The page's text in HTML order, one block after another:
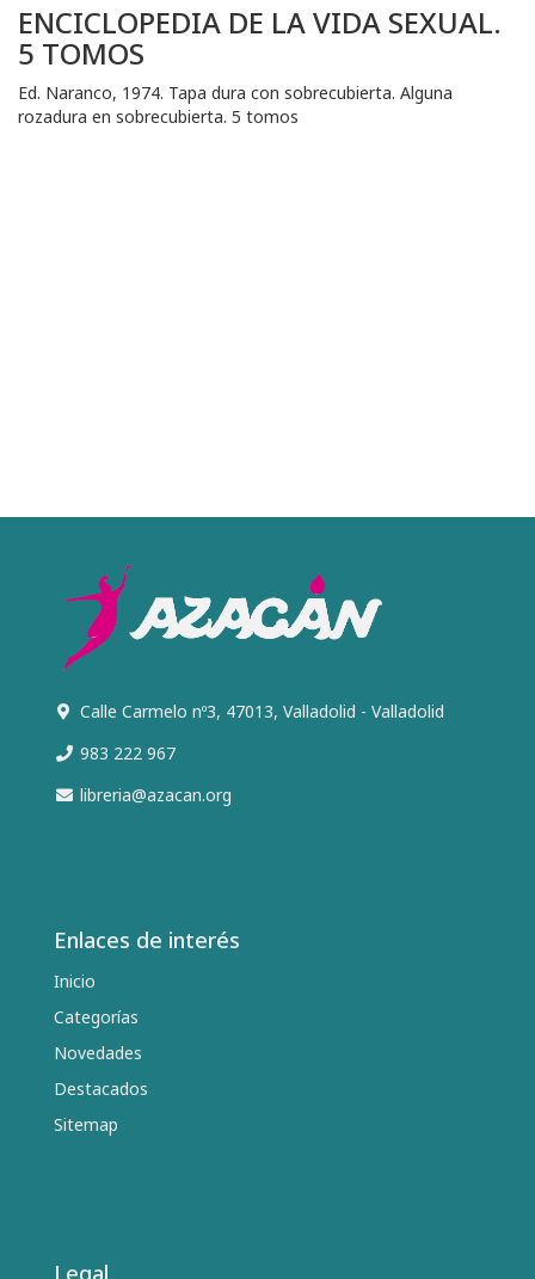
ENCICLOPEDIA DE LA VIDA SEXUAL.
5 TOMOS
Ed. Naranco, 1974. Tapa dura con sobrecubierta. Alguna
rozadura en sobrecubierta. 5 tomos
Calle Carmelo nº3, 47013, Valladolid - Valladolid
983 222 967
libreria@azacan.org
Enlaces de interés
Inicio
Categorías
Novedades
Destacados
Sitemap